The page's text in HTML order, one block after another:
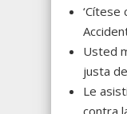
‘Cítese
Usted
justa
Le
contra